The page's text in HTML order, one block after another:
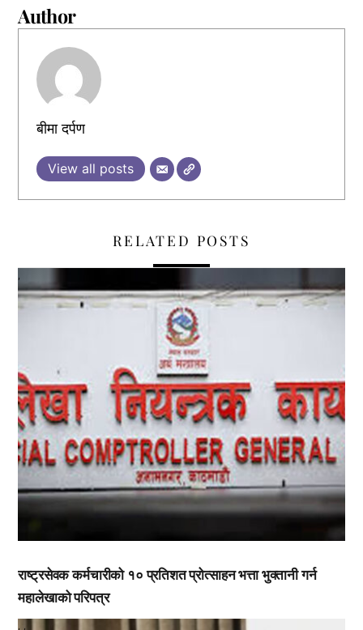
Author
बीमा दर्पण
View all posts
RELATED POSTS
राष्ट्रसेवक कर्मचारीको १० प्रतिशत प्रोत्साहन भत्ता भुक्तानी गर्न
महालेखाको परिपत्र